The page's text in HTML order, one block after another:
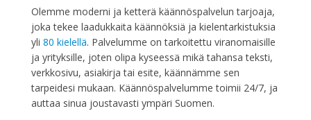
Olemme moderni ja ketterä käännöspalvelun tarjoaja,
joka tekee laadukkaita käännöksiä ja kielentarkistuksia
yli 80 kielellä. Palvelumme on tarkoitettu viranomaisille
ja yrityksille, joten olipa kyseessä mikä tahansa teksti,
verkkosivu, asiakirja tai esite, käännämme sen
tarpeidesi mukaan. Käännöspalvelumme toimii 24/7, ja
auttaa sinua joustavasti ympäri Suomen.